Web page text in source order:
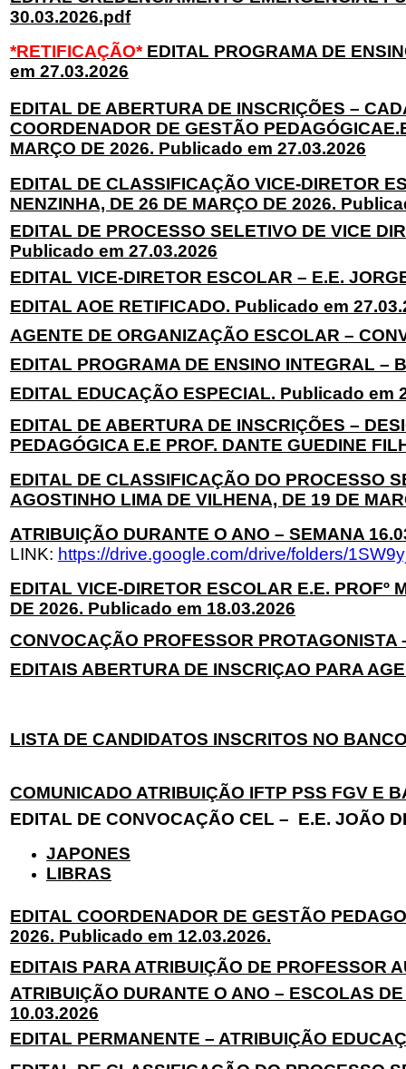
30.03.2026.pdf
*RETIFICAÇÃO*EDITAL PROGRAMA DE
em 27.03.2026
EDITAL DE ABERTURA DE INSCRIÇÕES –
COORDENADOR DE GESTÃO
MARÇO DE 2026. Publicado em 27.03.2026
EDITAL DE CLASSIFICAÇÃO VICE-DIRETOR
NENZINHA, DE 26 DE MARÇO DE 2026.
EDITAL DE PROCESSO SELETIVO DE VICE
Publicado em 27.03.2026
EDITAL VICE-DIRETOR ESCOLAR – E.E.
EDITAL AOE RETIFICADO. Publicado em
AGENTE DE ORGANIZAÇÃO ESCOLAR –
EDITAL PROGRAMA DE ENSINO INTEGRAL –
EDITAL EDUCAÇÃO ESPECIAL. Publicado em
EDITAL DE ABERTURA DE INSCRIÇÕES –
PEDAGÓGICA E.E PROF. DANTE GUEDINE
EDITAL DE CLASSIFICAÇÃO DO PROCESSO
AGOSTINHO LIMA DE VILHENA, DE 19 DE
ATRIBUIÇÃO DURANTE O ANO – SEMANA
LINK: https://drive.google.com/drive/folders/
EDITAL VICE-DIRETOR ESCOLAR E.E. PROFº
DE 2026. Publicado em 18.03.2026
CONVOCAÇÃO PROFESSOR
EDITAIS ABERTURA DE INSCRIÇAO PARA
LISTA DE CANDIDATOS INSCRITOS NO
COMUNICADO ATRIBUIÇÃO IFTP PSS FGV E
EDITAL DE CONVOCAÇÃO CEL – E.E. JOÃO
JAPONES
LIBRAS
EDITAL COORDENADOR DE GESTÃO
2026. Publicado em 12.03.2026.
EDITAIS PARA ATRIBUIÇÃO DE PROFESSOR
ATRIBUIÇÃO DURANTE O ANO – ESCOLAS
10.03.2026
EDITAL PERMANENTE – ATRIBUIÇÃO